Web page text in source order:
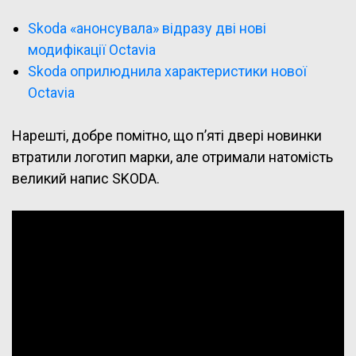
Skoda «анонсувала» відразу дві нові
модифікації Octavia
Skoda оприлюднила характеристики нової
Octavia
Нарешті, добре помітно, що п’яті двері новинки
втратили логотип марки, але отримали натомість
великий напис SKODA.